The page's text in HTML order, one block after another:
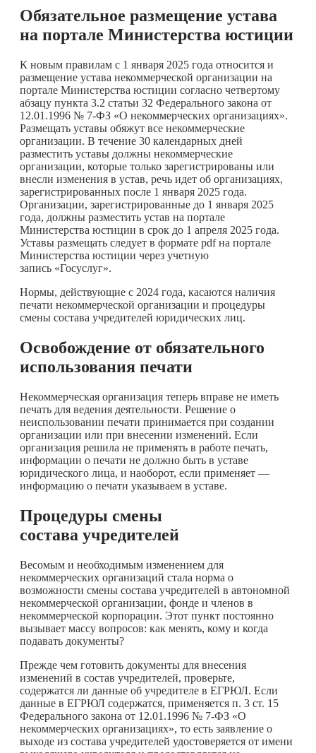
Обязательное размещение устава
на портале Министерства юстиции
К новым правилам с 1 января 2025 года относится и
размещение устава некоммерческой организации на
портале Министерства юстиции согласно четвертому
абзацу пункта 3.2 статьи 32 Федерального закона от
12.01.1996 № 7-ФЗ «О некоммерческих организациях».
Размещать уставы обяжут все некоммерческие
организации. В течение 30 календарных дней
разместить уставы должны некоммерческие
организации, которые только зарегистрированы или
внесли изменения в устав, речь идет об организациях,
зарегистрированных после 1 января 2025 года.
Организации, зарегистрированные до 1 января 2025
года, должны разместить устав на портале
Министерства юстиции в срок до 1 апреля 2025 года.
Уставы размещать следует в формате pdf на портале
Министерства юстиции через учетную
запись «Госуслуг».
Нормы, действующие с 2024 года, касаются наличия
печати некоммерческой организации и процедуры
смены состава учредителей юридических лиц.
Освобождение от обязательного
использования печати
Некоммерческая организация теперь вправе не иметь
печать для ведения деятельности. Решение о
неиспользовании печати принимается при создании
организации или при внесении изменений. Если
организация решила не применять в работе печать,
информации о печати не должно быть в уставе
юридического лица, и наоборот, если применяет —
информацию о печати указываем в уставе.
Процедуры смены
состава учредителей
Весомым и необходимым изменением для
некоммерческих организаций стала норма о
возможности смены состава учредителей в автономной
некоммерческой организации, фонде и членов в
некоммерческой корпорации. Этот пункт постоянно
вызывает массу вопросов: как менять, кому и когда
подавать документы?
Прежде чем готовить документы для внесения
изменений в состав учредителей, проверьте,
содержатся ли данные об учредителе в ЕГРЮЛ. Если
данные в ЕГРЮЛ содержатся, применяется п. 3 ст. 15
Федерального закона от 12.01.1996 № 7-ФЗ «О
некоммерческих организациях», то есть заявление о
выходе из состава учредителей удостоверяется от имени